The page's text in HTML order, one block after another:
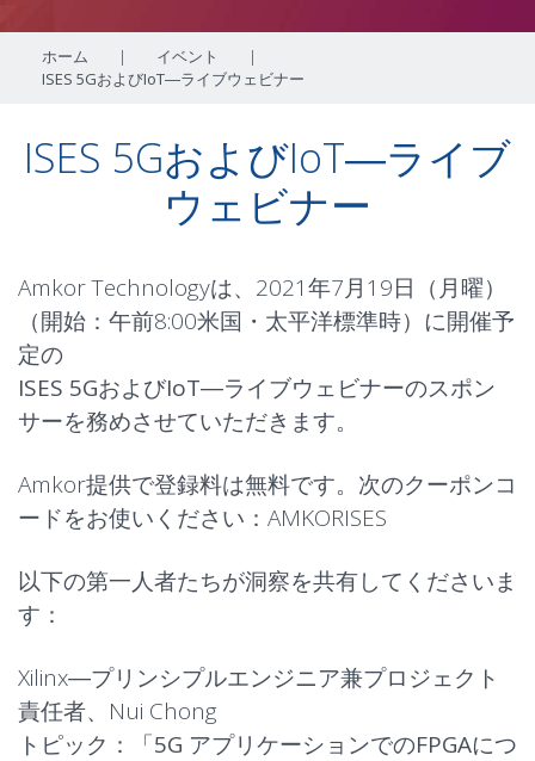
ホーム | イベント
|
ISES 5GおよびIoT―ライブウェビナー
ISES 5GおよびIoT―ライブ
ウェビナー
Amkor Technologyは、2021年7月19日（月曜）
（開始：午前8:00米国・太平洋標準時）に開催予
定の
ISES 5GおよびIoT―ライブウェビナーのスポン
サーを務めさせていただきます。
Amkor提供で登録料は無料です。次のクーポンコ
ードをお使いください：AMKORISES
以下の第一人者たちが洞察を共有してくださいま
す：
Xilinx―プリンシプルエンジニア兼プロジェクト
責任者、Nui Chong
トピック：「5G アプリケーションでのFPGAにつ